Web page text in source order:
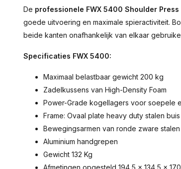
De professionele FWX 5400 Shoulder Press
goede uitvoering en maximale spieractiviteit.
beide kanten onafhankelijk van elkaar
Specificaties FWX 5400:
Maximaal belastbaar gewicht 200 kg
Zadelkussens van High-Density Foam
Power-Grade kogellagers voor soepele
Frame: Ovaal plate heavy duty stalen
Bewegingsarmen van ronde zware
Aluminium handgrepen
Gewicht 132 Kg
Afmetingen opgesteld 194,5 x 134,5 x